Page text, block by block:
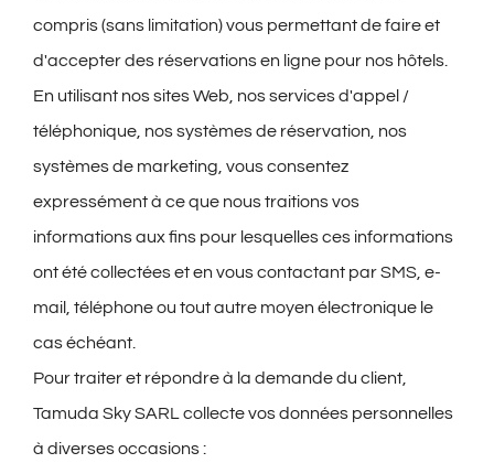
compris (sans limitation) vous permettant de faire et
d'accepter des réservations en ligne pour nos hôtels.
En utilisant nos sites Web, nos services d'appel /
téléphonique, nos systèmes de réservation, nos
systèmes de marketing, vous consentez
expressément à ce que nous traitions vos
informations aux fins pour lesquelles ces informations
ont été collectées et en vous contactant par SMS, e-
mail, téléphone ou tout autre moyen électronique le
cas échéant.
Pour traiter et répondre à la demande du client,
Tamuda Sky SARL collecte vos données personnelles
à diverses occasions :